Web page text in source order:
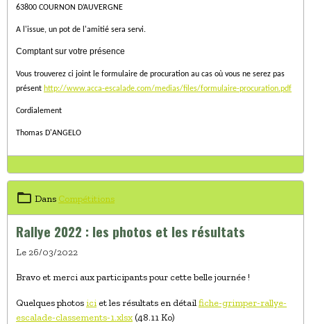
63800 COURNON D’AUVERGNE
A l'issue, un pot de l'amitié sera servi.
Comptant sur votre présence
Vous trouverez ci joint le formulaire de procuration au cas où vous ne serez pas
présent http://www.acca-escalade.com/medias/files/formulaire-procuration.pdf
Cordialement
Thomas D'ANGELO
Dans Compétitions
Rallye 2022 : les photos et les résultats
Le 26/03/2022
Bravo et merci aux participants pour cette belle journée !
Quelques photos ici et les résultats en détailfiche-grimper-rallye-
escalade-classements-1.xlsx (48.11 Ko)